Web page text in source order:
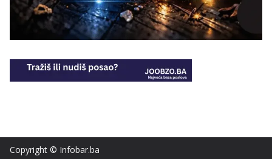
Copyright © Infobar.ba